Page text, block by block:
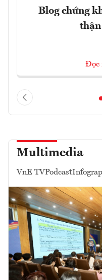
Blog chứng
Đọc
Multimedia
VnE TVPodcast